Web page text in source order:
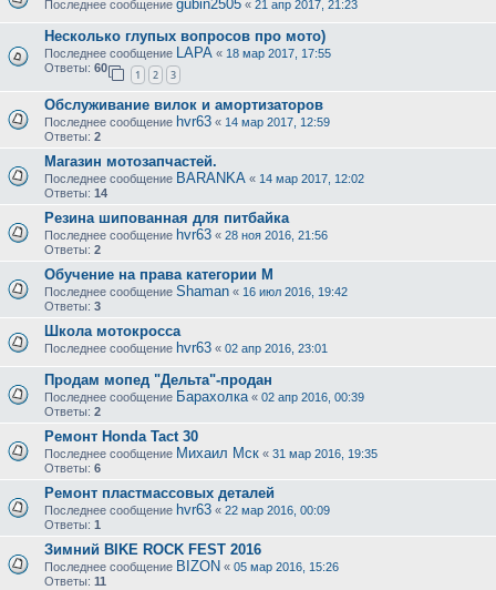
Последнее сообщение gubin2505 « 21 апр 2017, 21:23
Несколько глупых вопросов про мото)
Последнее сообщение LAPA « 18 мар 2017, 17:55
Ответы: 60
1 2 3
Обслуживание вилок и амортизаторов
Последнее сообщение hvr63 « 14 мар 2017, 12:59
Ответы: 2
Магазин мотозапчастей.
Последнее сообщение BARANKA « 14 мар 2017, 12:02
Ответы: 14
Резина шипованная для питбайка
Последнее сообщение hvr63 « 28 ноя 2016, 21:56
Ответы: 2
Обучение на права категории М
Последнее сообщение Shaman « 16 июл 2016, 19:42
Ответы: 3
Школа мотокросса
Последнее сообщение hvr63 « 02 апр 2016, 23:01
Продам мопед "Дельта"-продан
Последнее сообщение Барахолка « 02 апр 2016, 00:39
Ответы: 2
Ремонт Honda Tact 30
Последнее сообщение Михаил Мск « 31 мар 2016, 19:35
Ответы: 6
Ремонт пластмассовых деталей
Последнее сообщение hvr63 « 22 мар 2016, 00:09
Ответы: 1
Зимний BIKE ROCK FEST 2016
Последнее сообщение BIZON « 05 мар 2016, 15:26
Ответы: 11